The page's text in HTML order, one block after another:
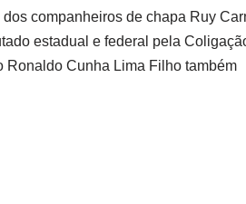
companheiros de chapa Ruy
estadual e federal pela
Ronaldo Cunha Lima Filho também